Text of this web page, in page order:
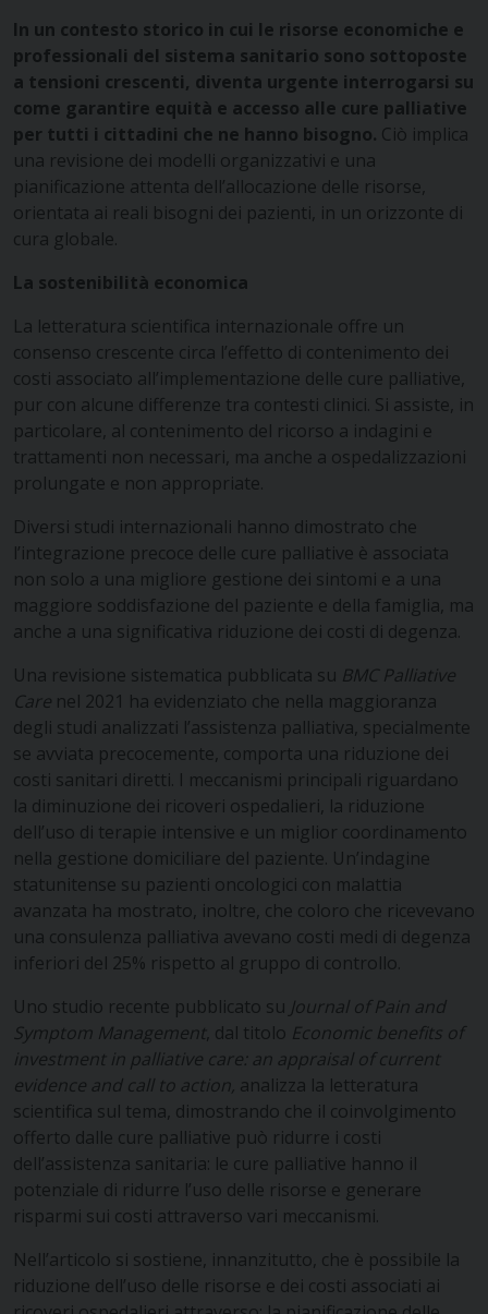
In un contesto storico in cui le risorse economiche e
professionali del sistema sanitario sono sottoposte
a tensioni crescenti, diventa urgente interrogarsi su
come garantire equità e accesso alle cure palliative
per tutti i cittadini che ne hanno bisogno. Ciò implica
una revisione dei modelli organizzativi e una
pianificazione attenta dell’allocazione delle risorse,
orientata ai reali bisogni dei pazienti, in un orizzonte di
cura globale.
La sostenibilità economica
La letteratura scientifica internazionale offre un
consenso crescente circa l’effetto di contenimento dei
costi associato all’implementazione delle cure palliative,
pur con alcune differenze tra contesti clinici. Si assiste, in
particolare, al contenimento del ricorso a indagini e
trattamenti non necessari, ma anche a ospedalizzazioni
prolungate e non appropriate.
Diversi studi internazionali hanno dimostrato che
l’integrazione precoce delle cure palliative è associata
non solo a una migliore gestione dei sintomi e a una
maggiore soddisfazione del paziente e della famiglia, ma
anche a una significativa riduzione dei costi di degenza.
Una revisione sistematica pubblicata su BMC Palliative
Care nel 2021 ha evidenziato che nella maggioranza
degli studi analizzati l’assistenza palliativa, specialmente
se avviata precocemente, comporta una riduzione dei
costi sanitari diretti. I meccanismi principali riguardano
la diminuzione dei ricoveri ospedalieri, la riduzione
dell’uso di terapie intensive e un miglior coordinamento
nella gestione domiciliare del paziente. Un’indagine
statunitense su pazienti oncologici con malattia
avanzata ha mostrato, inoltre, che coloro che ricevevano
una consulenza palliativa avevano costi medi di degenza
inferiori del 25% rispetto al gruppo di controllo.
Uno studio recente pubblicato su Journal of Pain and
Symptom Management, dal titolo Economic benefits of
investment in palliative care: an appraisal of current
evidence and call to action, analizza la letteratura
scientifica sul tema, dimostrando che il coinvolgimento
offerto dalle cure palliative può ridurre i costi
dell’assistenza sanitaria: le cure palliative hanno il
potenziale di ridurre l’uso delle risorse e generare
risparmi sui costi attraverso vari meccanismi.
Nell’articolo si sostiene, innanzitutto, che è possibile la
riduzione dell’uso delle risorse e dei costi associati ai